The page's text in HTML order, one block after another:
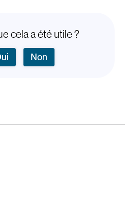
cela a été utile ?
Non